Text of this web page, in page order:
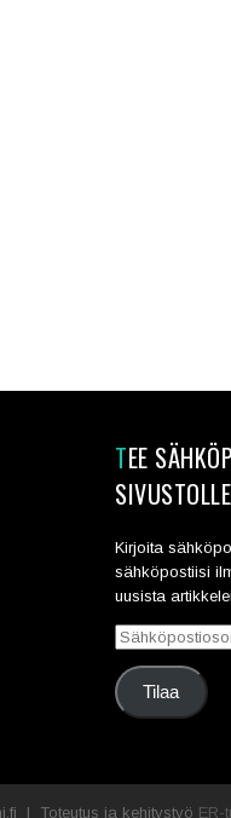
TEE SÄHKÖPOSTITILAUS
SIVUSTOLLE
Kirjoita
sähköpostiisi
uusista
Tilaa
| Toteutus ja kehitystyö ER-